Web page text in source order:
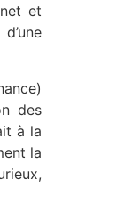
et
des
à la
la